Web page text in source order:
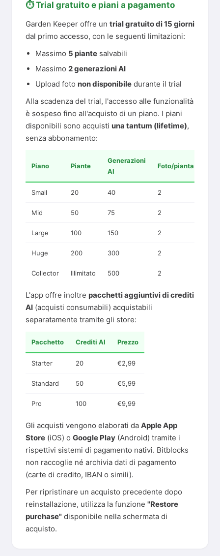
⏱️ Trial gratuito e piani a pagamento
Garden Keeper offre un trial gratuito di 15 giorni
dal primo accesso, con le seguenti limitazioni:
Massimo 5 piante salvabili
Massimo 2 generazioni AI
Upload foto non disponibile durante il trial
Alla scadenza del trial, l'accesso alle funzionalità
è sospeso fino all'acquisto di un piano. I piani
disponibili sono acquisti una tantum (lifetime),
senza abbonamento:
Piano Piante
Generazioni
AI
Foto/pianta
Small 20 40 2
Mid 50 75 2
Large 100 150 2
Huge 200 300 2
Collector Illimitato 500 2
L'app offre inoltre pacchetti aggiuntivi di crediti
AI (acquisti consumabili) acquistabili
separatamente tramite gli store:
Pacchetto Crediti AI Prezzo
Starter 20 €2,99
Standard 50 €5,99
Pro 100 €9,99
Gli acquisti vengono elaborati da Apple App
Store (iOS) o Google Play (Android) tramite i
rispettivi sistemi di pagamento nativi. Bitblocks
non raccoglie né archivia dati di pagamento
(carte di credito, IBAN o simili).
Per ripristinare un acquisto precedente dopo
reinstallazione, utilizza la funzione "Restore
purchase" disponibile nella schermata di
acquisto.